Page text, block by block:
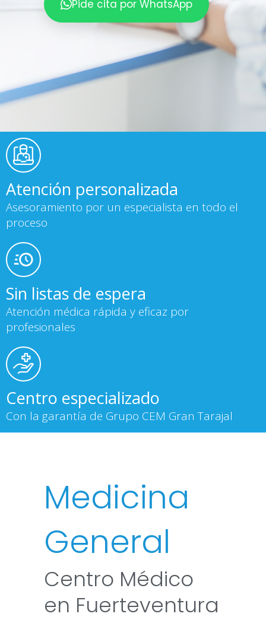
Pide cita por WhatsApp
Atención personalizada
Asesoramiento por un especialista en todo el
proceso
Sin listas de espera
Atención médica rápida y eficaz por
profesionales
Centro especializado
Con la garantía de Grupo CEM Gran Tarajal
Medicina
General
Centro Médico
en Fuerteventura